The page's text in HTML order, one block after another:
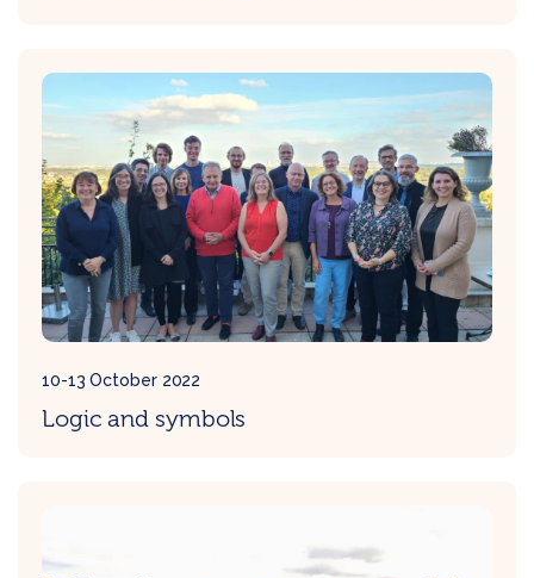
10-13 October 2022
Logic and symbols